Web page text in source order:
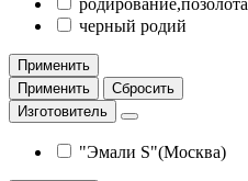
черный родий
Применить
Применить
Сбросить
Изготовитель
"Эмали S"(Москва)